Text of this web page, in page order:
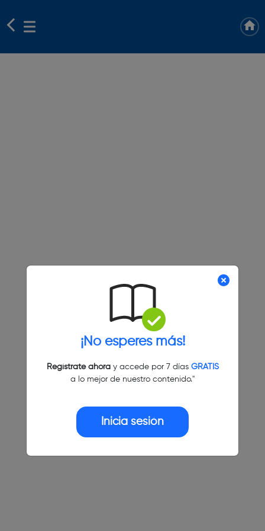
¡No esperes más!
Regístrate ahoray accede por 7 días GRATIS
a lo mejor de nuestro contenido."
Inicia sesión